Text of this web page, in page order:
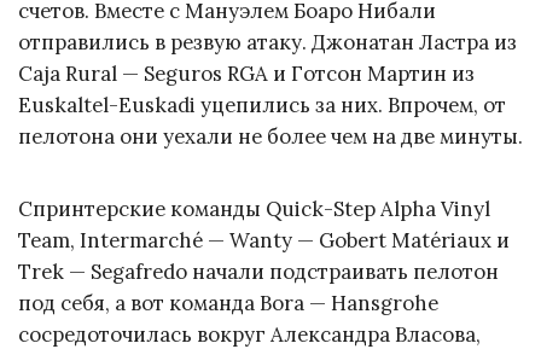
счетов. Вместе с Мануэлем Боаро Нибали
отправились в резвую атаку. Джонатан Ластра из
Caja Rural — Seguros RGA и Готсон Мартин из
Euskaltel-Euskadi уцепились за них. Впрочем, от
пелотона они уехали не более чем на две минуты.
Спринтерские команды Quick-Step Alpha Vinyl
Team, Intermarché — Wanty — Gobert Matériaux и
Trek — Segafredo начали подстраивать пелотон
под себя, а вот команда Bora — Hansgrohe
сосредоточилась вокруг Александра Власова,